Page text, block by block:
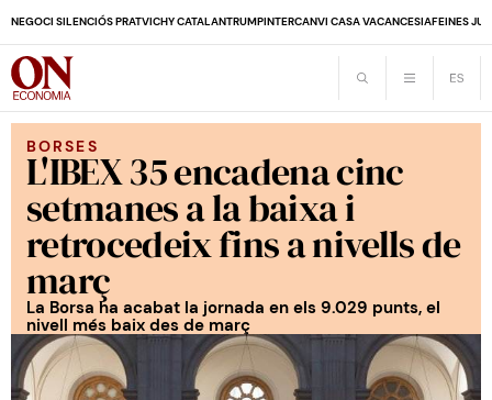
NEGOCI SILENCIÓS PRATVICHY CATALANTRUMPINTERCANVI CASA VACANCESIAFEINES
BORSES
L'IBEX 35 encadena cinc
setmanes a la baixa i
retrocedeix fins a nivells de
març
La Borsa ha acabat la jornada en els 9.029 punts, el
nivell més baix des de març